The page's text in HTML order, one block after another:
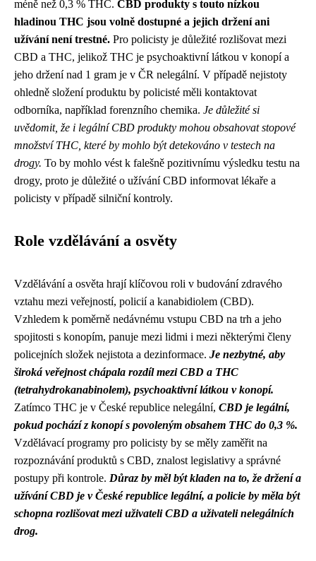
méně než 0,3 % THC. CBD produkty s touto nízkou
hladinou THC jsou volně dostupné a jejich držení ani
užívání není trestné. Pro policisty je důležité rozlišovat mezi
CBD a THC, jelikož THC je psychoaktivní látkou v konopí a
jeho držení nad 1 gram je v ČR nelegální. V případě nejistoty
ohledně složení produktu by policisté měli kontaktovat
odborníka, například forenzního chemika. Je důležité si
uvědomit, že i legální CBD produkty mohou obsahovat stopové
množství THC, které by mohlo být detekováno v testech na
drogy. To by mohlo vést k falešně pozitivnímu výsledku testu na
drogy, proto je důležité o užívání CBD informovat lékaře a
policisty v případě silniční kontroly.
Role vzdělávání a osvěty
Vzdělávání a osvěta hrají klíčovou roli v budování zdravého
vztahu mezi veřejností, policií a kanabidiolem (CBD).
Vzhledem k poměrně nedávnému vstupu CBD na trh a jeho
spojitosti s konopím, panuje mezi lidmi i mezi některými členy
policejních složek nejistota a dezinformace. Je nezbytné, aby
široká veřejnost chápala rozdíl mezi CBD a THC
(tetrahydrokanabinolem), psychoaktivní látkou v konopí.
Zatímco THC je v České republice nelegální, CBD je legální,
pokud pochází z konopí s povoleným obsahem THC do 0,3 %.
Vzdělávací programy pro policisty by se měly zaměřit na
rozpoznávání produktů s CBD, znalost legislativy a správné
postupy při kontrole. Důraz by měl být kladen na to, že držení a
užívání CBD je v České republice legální, a policie by měla být
schopna rozlišovat mezi uživateli CBD a uživateli nelegálních
drog.